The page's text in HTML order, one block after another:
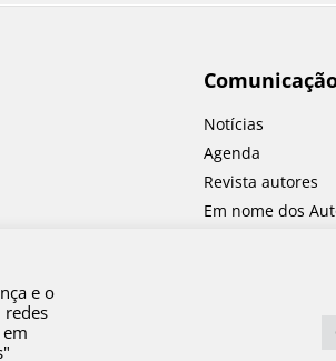
Notícias
Agenda
Revista autores
Em nome dos
e o
redes